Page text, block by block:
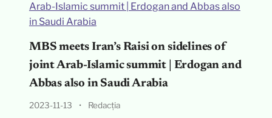
MBS meets Iran’s Raisi on sidelines of
joint Arab-Islamic summit | Erdogan and
Abbas also in Saudi Arabia
2023-11-13 • Redacția